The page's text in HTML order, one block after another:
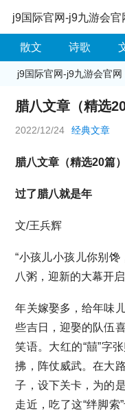
j9国际官网-j9九游会官
散文 诗歌
j9国际官网-j9九游会官网
腊八文章（精选
2022/12/24 经典文章
腊八文章（精选20篇）
过了腊八就是年
文/王兵辉
“小孩儿小孩儿你别
八粥，迎新的大幕开
年关嫁娶多，给年味
些吉日，迎娶的队伍
笑语。大红的“囍”字
拂，阵仗威武。在大
子，设下关卡，为的
走近，吃了这“绊脚